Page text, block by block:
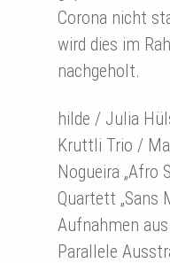
Corona nicht
wird dies im
nachgeholt.
hilde / Julia
Kruttli Trio /
Nogueira „Afro
Quartett „Sans
Aufnahmen
Parallele